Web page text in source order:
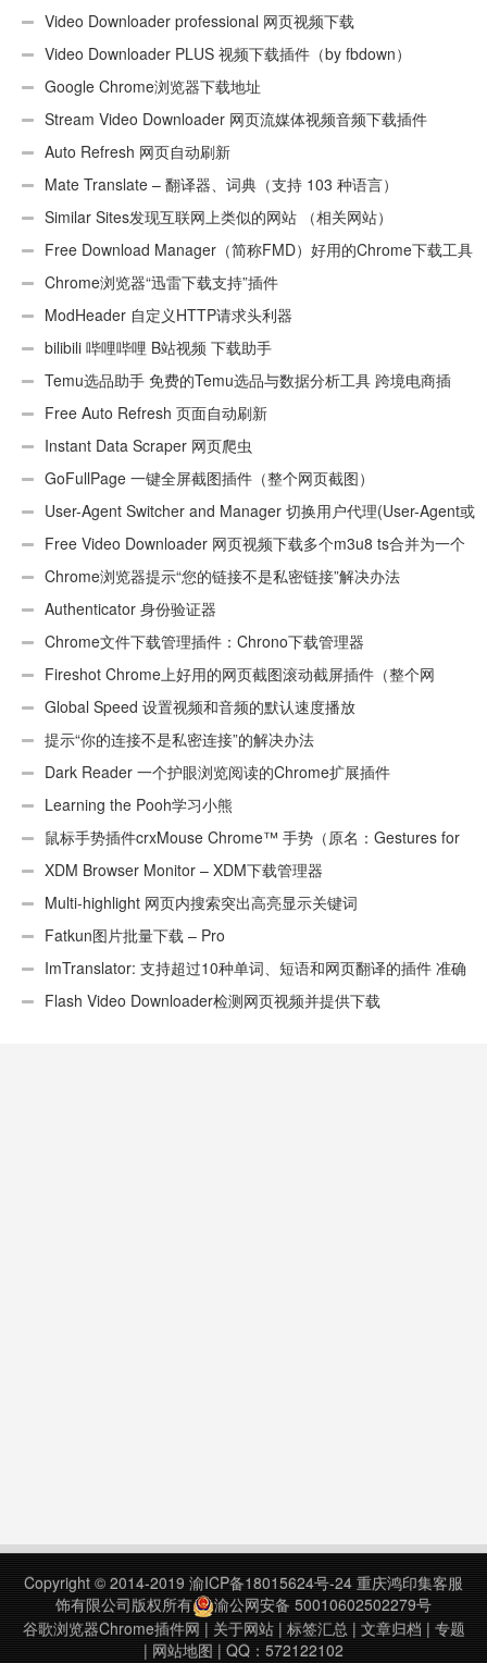
Video Downloader professional 网页视频下载
Video Downloader PLUS 视频下载插件（by fbdown）
Google Chrome浏览器下载地址
Stream Video Downloader 网页流媒体视频音频下载插件
Auto Refresh 网页自动刷新
Mate Translate – 翻译器、词典（支持 103 种语言）
Similar Sites发现互联网上类似的网站 （相关网站）
Free Download Manager（简称FMD）好用的Chrome下载工具
插件Chrome浏览器“迅雷下载支持”插件
ModHeader 自定义HTTP请求头利器
bilibili 哔哩哔哩 B站视频 下载助手
Temu选品助手 免费的Temu选品与数据分析工具 跨境电商插
件 Free Auto Refresh 页面自动刷新
Instant Data Scraper 网页爬虫
GoFullPage 一键全屏截图插件（整个网页截图）
User-Agent Switcher and Manager 切换用户代理(User-Agent或
UA)Free Video Downloader 网页视频下载多个m3u8 ts合并为一个
ts文件Chrome浏览器提示“您的链接不是私密链接”解决办法
Authenticator 身份验证器
Chrome文件下载管理插件：Chrono下载管理器
Fireshot Chrome上好用的网页截图滚动截屏插件（整个网
页）Global Speed 设置视频和音频的默认速度播放
提示“你的连接不是私密连接”的解决办法
Dark Reader 一个护眼浏览阅读的Chrome扩展插件
Learning the Pooh学习小熊
鼠标手势插件crxMouse Chrome™ 手势（原名：Gestures for
Chrome(TM)汉化版）
XDM Browser Monitor – XDM下载管理器
Multi-highlight 网页内搜索突出高亮显示关键词
Fatkun图片批量下载 – Pro
ImTranslator: 支持超过10种单词、短语和网页翻译的插件 准确
性不错Flash Video Downloader检测网页视频并提供下载
Copyright © 2014-2019 渝ICP备18015624号-24 重庆鸿印集客服
饰有限公司版权所有
渝公网安备 50010602502279号
谷歌浏览器Chrome插件网 | 关于网站| 标签汇总| 文章归档 | 专题
| 网站地图 | QQ：572122102